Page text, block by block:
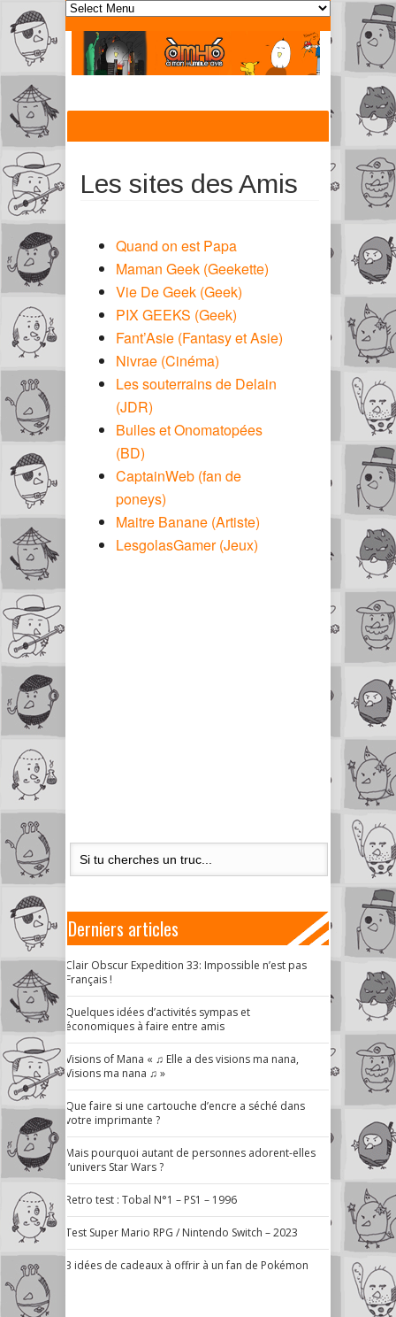
Les sites des Amis
Quand on est Papa
Maman Geek (Geekette)
Vie De Geek (Geek)
PIX GEEKS (Geek)
Fant’Asie (Fantasy et Asie)
Nivrae (Cinéma)
Les souterrains de Delain
(JDR)
Bulles et Onomatopées
(BD)
CaptainWeb (fan de
poneys)
Maitre Banane (Artiste)
LesgolasGamer (Jeux)
Derniers articles
Clair Obscur Expedition 33: Impossible n’est pas
Français !
Quelques idées d’activités sympas et
économiques à faire entre amis
Visions of Mana « ♫ Elle a des visions ma nana,
Visions ma nana ♫ »
Que faire si une cartouche d’encre a séché dans
votre imprimante ?
Mais pourquoi autant de personnes adorent-elles
l’univers Star Wars ?
Retro test : Tobal N°1 – PS1 – 1996
Test Super Mario RPG / Nintendo Switch – 2023
3 idées de cadeaux à offrir à un fan de Pokémon